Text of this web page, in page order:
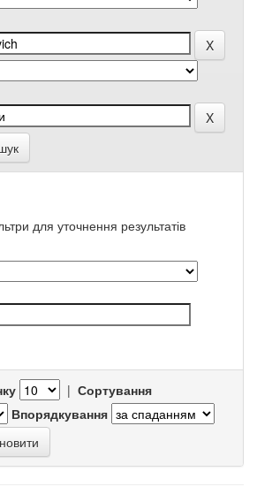
для уточнення результатів
| Сортування
Впорядкування